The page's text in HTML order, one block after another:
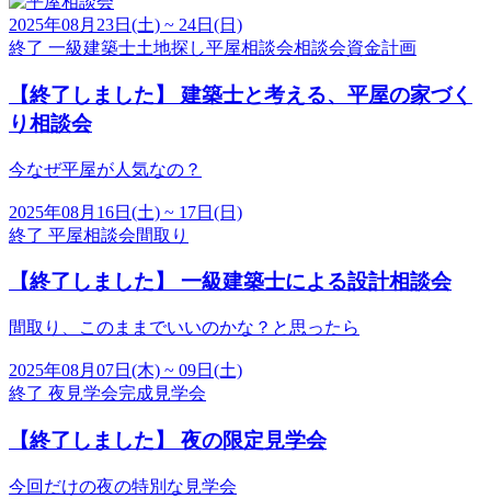
2025年08月23日(土) ~ 24日(日)
終了 一級建築士土地探し平屋相談会相談会資金計画
【終了しました】
建築士と考える、平屋の家づく
り相談会
今なぜ平屋が人気なの？
2025年08月16日(土) ~ 17日(日)
終了 平屋相談会間取り
【終了しました】 一級建築士による設計相談会
間取り、このままでいいのかな？と思ったら
2025年08月07日(木) ~ 09日(土)
終了 夜見学会完成見学会
【終了しました】 夜の限定見学会
今回だけの夜の特別な見学会